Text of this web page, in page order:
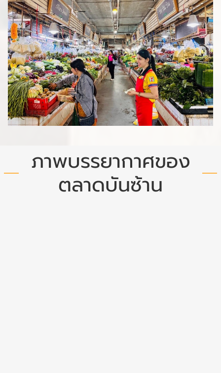
ภาพบรรยากาศของ
ตลาดบันซ้าน